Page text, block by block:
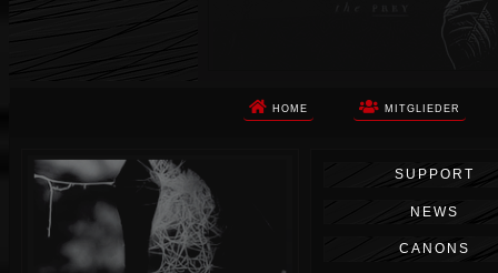
HOME MITGLIEDER
Die Apokalypse. Das ist das Wort,
das Ihnen in den Sinn kommt, als
Sie auf dem Boden aufwachen, Ihr
Körper schmerzt und Ihr Geist
wird von alptraumhaften
Erinnerungen überflutet. Vor
SUPPORT
NEWS
CANONS